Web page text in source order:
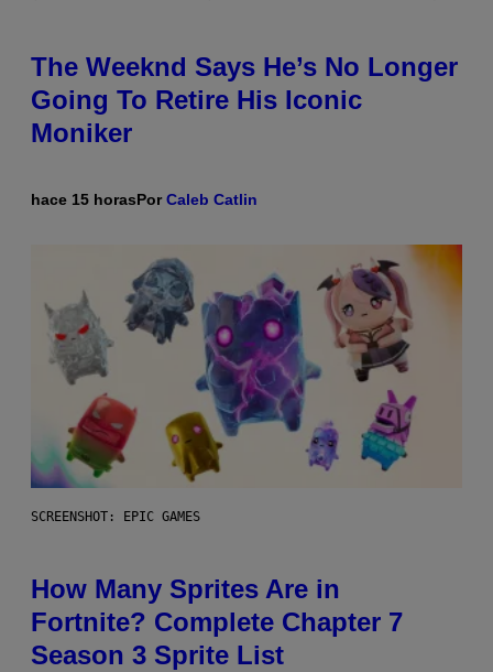
The Weeknd Says He’s No Longer
Going To Retire His Iconic
Moniker
hace 15 horasPorCaleb Catlin
SCREENSHOT: EPIC GAMES
How Many Sprites Are in
Fortnite? Complete Chapter 7
Season 3 Sprite List